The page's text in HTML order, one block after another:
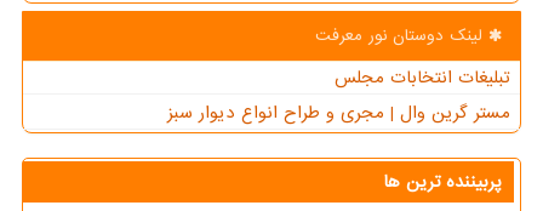
لینک دوستان نور معرفت
تبلیغات انتخابات مجلس
مستر گرین وال | مجری و طراح انواع دیوار سبز
پربیننده ترین ها